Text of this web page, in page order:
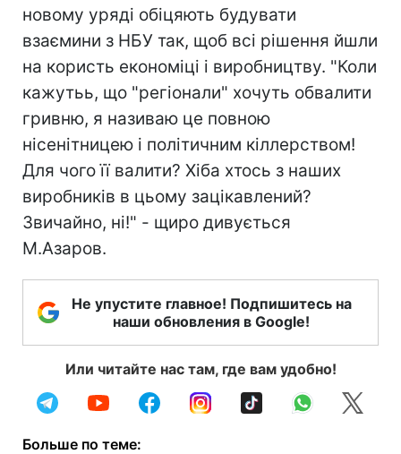
новому уряді обіцяють будувати
взаємини з НБУ так, щоб всі рішення йшли
на користь економіці і виробництву. "Коли
кажутьь, що "регіонали" хочуть обвалити
гривню, я називаю це повною
нісенітницею і політичним кіллерством!
Для чого її валити? Хіба хтось з наших
виробників в цьому зацікавлений?
Звичайно, ні!" - щиро дивується
М.Азаров.
Не упустите главное! Подпишитесь на
наши обновления в Google!
Или читайте нас там, где вам удобно!
Больше по теме: